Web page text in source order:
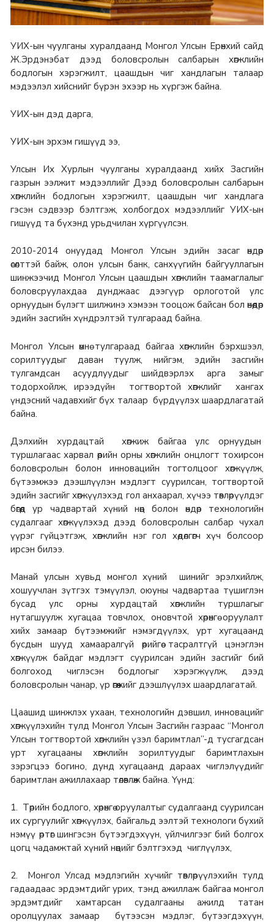
УИХ-ын чуулганы хуралдаанд Монгол Улсын Ерөнхий сайд
Ж.Эрдэнэбат дээд боловсролын салбарын хөгжлийн
бодлогын хэрэгжилт, цаашдын чиг хандлагын талаар
мэдээлэл хийснийг бүрэн эхээр нь хүргэж байна.
УИХ-ын дэд дарга,
УИХ-ын эрхэм гишүүд ээ,
Улсын Их Хурлын чуулганы хуралдаанд хийх Засгийн
газрын ээлжит мэдээллийг Дээд боловсролын салбарын
хөгжлийн бодлогын хэрэгжилт, цаашдын чиг хандлага
гэсэн сэдвээр бэлтгэж, холбогдох мэдээллийг УИХ-ын
гишүүд та бүхэнд урьдчилан хүргүүлсэн.
2010-2014 онуудад Монгол Улсын эдийн засаг өндөр
өсөлттэй байж, олон улсын банк, санхүүгийн байгууллагын
шинжээчид Монгол Улсын цаашдын хөгжлийн таамаглалыг
боловсруулахдаа дунджаас дээгүүр орлоготой улс
орнуудын бүлэгт шилжинэ хэмээн тооцож байсан бол өнөөдөр
эдийн засгийн хүндрэлтэй тулгараад байна.
Монгол Улсын өмнө тулгараад байгаа хөгжлийн бэрхшээл,
сорилтуудыг даван туулж, нийгэм, эдийн засгийн
тулгамдсан асуудлуудыг шийдвэрлэх арга замыг
тодорхойлж, ирээдүйн тогтвортой хөгжлийг хангах
үндэсний чадавхийг бүх талаар бүрдүүлэх шаардлагатай
байна.
Дэлхийн хурдацтай хөгжиж байгаа улс орнуудын
туршлагаас харвал өөрийн орны хөгжлийн онцлогт тохирсон
боловсролын болон инновацийн тогтолцоог хөгжүүлж,
бүтээмжээ дээшлүүлэн мэдлэгт суурилсан, тогтвортой
эдийн засгийг хөгжүүлэхэд гол анхаарал, хүчээ төвлөрүүлдэг
бөгөөд ур чадвартай хүний нөөц болон өндөр технологийн
судалгааг хөгжүүлэхэд дээд боловсролын салбар чухал
үүрэг гүйцэтгэж, хөгжлийн нэг гол хөдөлгөгч хүч болсоор
ирсэн билээ.
Манай улсын хувьд монгол хүний шинийг эрэлхийлж,
хошуучлан зүтгэх тэмүүлэл, оюуны чадвартаа түшиглэн
бусад улс орны хурдацтай хөгжлийн туршлагыг
нутагшуулж хугацаа товчлох, оновчтой хөрөнгө оруулалт
хийх замаар бүтээмжийг нэмэгдүүлэх, урт хугацаанд
бусдын шууд хамааралгүй өөрийгөө тасралтгүй цэнэглэн
хөгжүүлж байдаг мэдлэгт суурилсан эдийн засгийг бий
болгоход чиглэсэн бодлогыг хэрэгжүүлж, дээд
боловсролын чанар, үр өгөөжийг дээшлүүлэх шаардлагатай.
Цаашид шинжлэх ухаан, технологийн дэвшил, инновацийг
хөгжүүлэхийн тулд Монгол Улсын Засгийн газраас “Монгол
Улсын тогтвортой хөгжлийн үзэл баримтлал”-д тусгагдсан
урт хугацааны хөгжлийн зорилтуудыг баримтлахын
зэрэгцээ богино, дунд хугацаанд дараах чиглэлүүдийг
баримтлан ажиллахаар төлөвлөж байна. Үүнд:
1. Төрийн бодлого, хөрөнгө оруулалтыг судалгаанд суурилсан
их сургуулийг хөгжүүлэх, байгальд ээлтэй технологи бүхий
нэмүү өртөг шингэсэн бүтээгдэхүүн, үйлчилгээг бий болгох
цогц чадамжтай хүний нөөцийг бэлтгэхэд чиглүүлэх,
2. Монгол Улсад мэдлэгийн хүчийг төвлөрүүлэхийн тулд
гадаадаас эрдэмтдийг урих, тэнд ажиллаж байгаа монгол
эрдэмтдийг хамтарсан судалгааны ажилд татан
оролцуулах замаар бүтээсэн мэдлэг, бүтээгдэхүүн,